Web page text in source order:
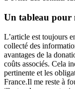
Un tableau pour
L’article est toujours
collecté des
avantages de la
coûts associés. Cela
pertinente et les
France.Il me reste à